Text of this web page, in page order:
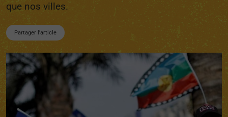
que nos villes.
Partager l'article